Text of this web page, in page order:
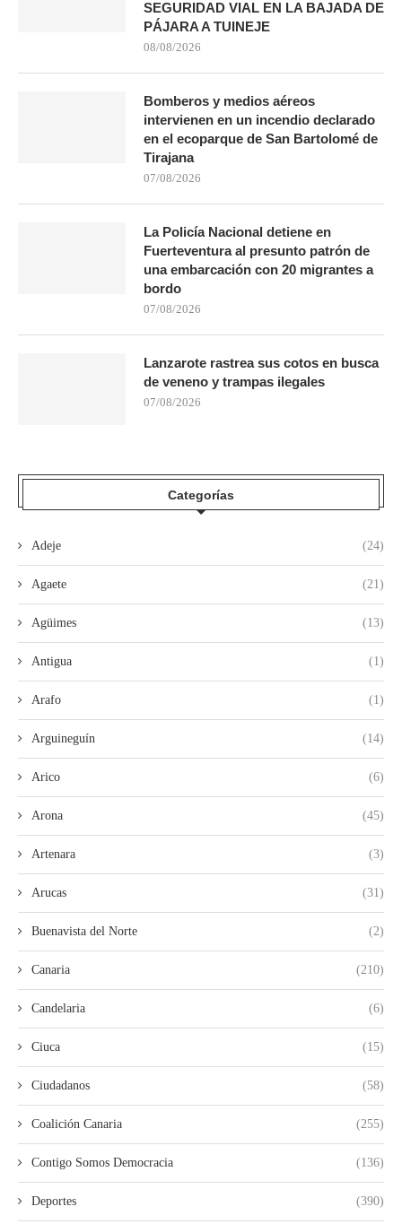
SEGURIDAD VIAL EN LA BAJADA DE
PÁJARA A TUINEJE
08/08/2026
Bomberos y medios aéreos
intervienen en un incendio declarado
en el ecoparque de San Bartolomé de
Tirajana
07/08/2026
La Policía Nacional detiene en
Fuerteventura al presunto patrón de
una embarcación con 20 migrantes a
bordo
07/08/2026
Lanzarote rastrea sus cotos en busca
de veneno y trampas ilegales
07/08/2026
Categorías
Adeje (24)
Agaete (21)
Agüimes (13)
Antigua (1)
Arafo (1)
Arguineguín (14)
Arico (6)
Arona (45)
Artenara (3)
Arucas (31)
Buenavista del Norte (2)
Canaria (210)
Candelaria (6)
Ciuca (15)
Ciudadanos (58)
Coalición Canaria (255)
Contigo Somos Democracia (136)
Deportes (390)